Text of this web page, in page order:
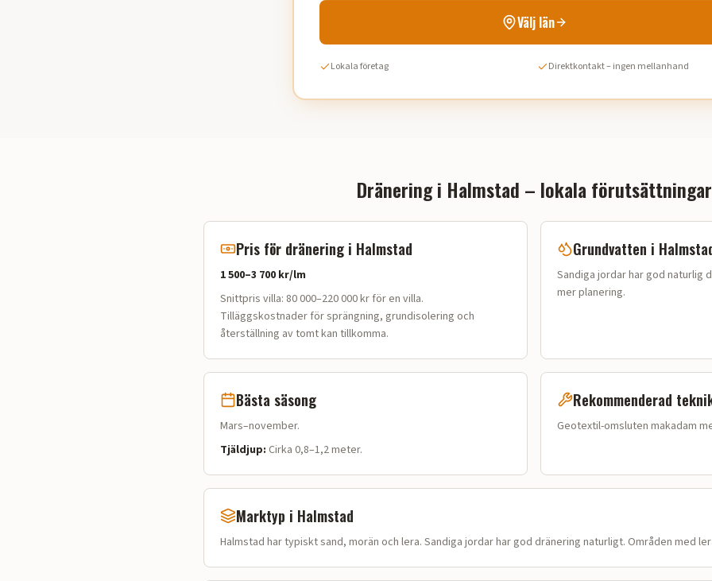
Välj län
Lokala företag Direktkontakt – ingen mellanhand
Dränering i Halmstad – lokala förutsättningar
Pris för dränering i Halmstad
1 500–3 700 kr/lm
Snittpris villa: 80 000–220 000 kr för en villa.
Tilläggskostnader för sprängning, grundisolering och
återställning av tomt kan tillkomma.
Grundvatten i
Sandiga jordar har god naturlig
mer planering.
Bästa säsong
Mars–november.
Tjäldjup: Cirka 0,8–1,2 meter.
Rekommenderad
Geotextil-omsluten makadam
Marktyp i Halmstad
Halmstad har typisktsand, morän och lera. Sandiga jordar har god dränering naturligt. Områden med